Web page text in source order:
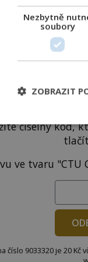
pouze
číselný kód,
ve tvaru "CTU
číslo 9033320 je 20 Kč
Nezbytně
soubory
ZOBRAZIT